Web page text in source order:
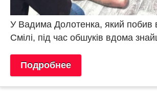
У Вадима Долотенка, який побив
Смілі, під час обшуків вдома
Подробнее